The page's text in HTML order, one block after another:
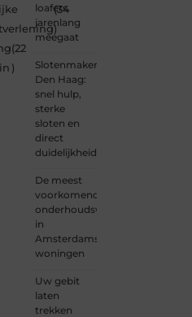
(34
)
(22
)
loafers
jarenlang
meegaat
Slotenmaker
Den Haag:
snel hulp,
sterke
sloten en
direct
duidelijkheid
De meest
voorkomende
onderhoudswerkzaamheden
in
Amsterdamse
woningen
Uw gebit
laten
trekken